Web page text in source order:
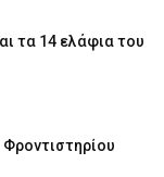
τα 14 ελάφια του
Φροντιστηρίου